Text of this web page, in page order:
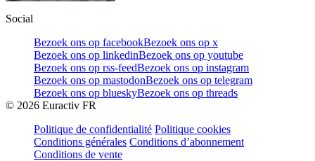
Social
Bezoek ons op facebookBezoek ons op x
Bezoek ons op linkedinBezoek ons op youtube
Bezoek ons op rss-feedBezoek ons op instagram
Bezoek ons op mastodonBezoek ons op telegram
Bezoek ons op blueskyBezoek ons op threads
© 2026 Euractiv FR
Politique de confidentialité Politique cookies
Conditions générales Conditions d’abonnement
Conditions de vente